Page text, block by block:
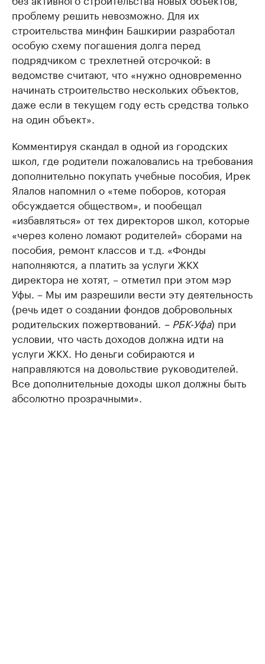
проблему решить невозможно. Для их
строительства минфин Башкирии разработал
особую схему погашения долга перед
подрядчиком с трехлетней отсрочкой: в
ведомстве считают, что «нужно одновременно
начинать строительство нескольких объектов,
даже если в текущем году есть средства только
на один объект».
Комментируя скандал в одной из городских
школ, где родители пожаловались на требования
дополнительно покупать учебные пособия, Ирек
Ялалов напомнил о «теме поборов, которая
обсуждается обществом», и пообещал
«избавляться» от тех директоров школ, которые
«через колено ломают родителей» сборами на
пособия, ремонт классов и т.д. «Фонды
наполняются, а платить за услуги ЖКХ
директора не хотят, – отметил при этом мэр
Уфы. – Мы им разрешили вести эту деятельность
(речь идет о создании фондов добровольных
родительских пожертвований. – РБК-Уфа) при
условии, что часть доходов должна идти на
услуги ЖКХ. Но деньги собираются и
направляются на довольствие руководителей.
Все дополнительные доходы школ должны быть
абсолютно прозрачными».